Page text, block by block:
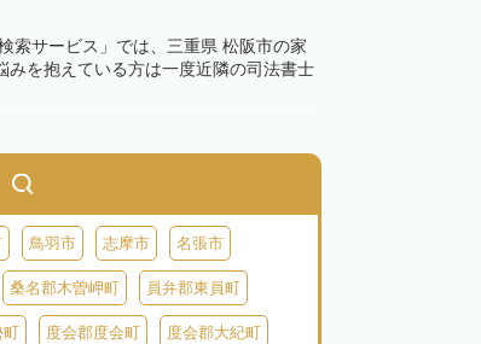
索サービス」では、三重県 松阪市の家
を抱えている方は一度近隣の司法書士
鳥羽市 志摩市 名張市
桑名郡木曽岬町 員弁郡東員町
町 度会郡度会町 度会郡大紀町